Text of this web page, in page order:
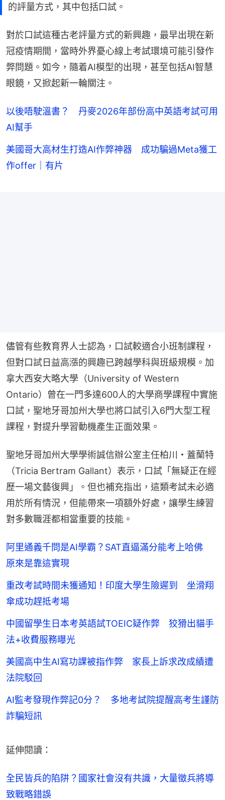
的評量方式，其中包括口試。
對於口試這種古老評量方式的新興趣，最早出現在新
冠疫情期間，當時外界憂心線上考試環境可能引發作
弊問題。如今，隨着AI模型的出現，甚至包括AI智慧
眼鏡，又掀起新一輪關注。
以後唔駛溫書？ 丹麥2026年部份高中英語考試可用
AI幫手
美國哥大高材生打造AI作弊神器 成功騙過Meta獲工
作offer｜有片
儘管有些教育界人士認為，口試較適合小班制課程，
但對口試日益高漲的興趣已跨越學科與班級規模。加
拿大西安大略大學（University of Western
Ontario）曾在一門多達600人的大學商學課程中實施
口試，聖地牙哥加州大學也將口試引入6門大型工程
課程，對提升學習動機產生正面效果。
聖地牙哥加州大學學術誠信辦公室主任柏川・蓋蘭特
（Tricia Bertram Gallant）表示，口試「無疑正在經
歷一場文藝復興」。但也補充指出，這類考試未必適
用於所有情況，但能帶來一項額外好處，讓學生練習
對多數職涯都相當重要的技能。
阿里通義千問是AI學霸？SAT直逼滿分能考上哈佛
原來是靠這實現
重改考試時間未獲通知！印度大學生險遲到 坐滑翔
傘成功趕抵考場
中國留學生日本考英語試TOEIC疑作弊 狡猾出貓手
法+收費服務曝光
美國高中生AI寫功課被指作弊 家長上訴求改成績遭
法院駁回
AI監考發現作弊記0分？ 多地考試院提醒高考生謹防
詐騙短訊
延伸閱讀：
全民皆兵的陷阱？國家社會沒有共識，大量徵兵將導
致戰略錯誤